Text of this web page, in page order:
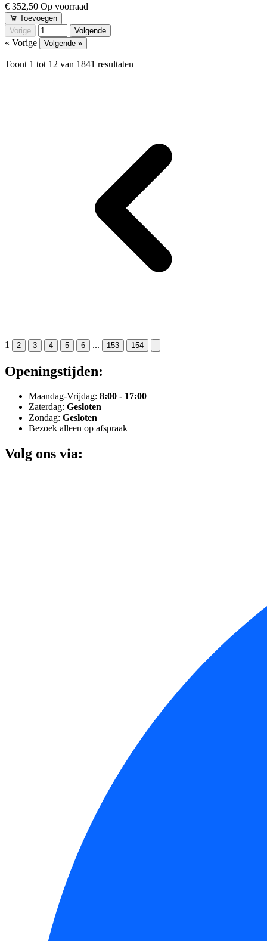
€ 352,50 Op voorraad
Toevoegen
Vorige
Volgende
« Vorige Volgende »
Toont 1 tot 12 van 1841 resultaten
1 2 3 4 5 6 ... 153 154
Openingstijden:
Maandag-Vrijdag: 8:00 - 17:00
Zaterdag: Gesloten
Zondag: Gesloten
Bezoek alleen op afspraak
Volg ons via: